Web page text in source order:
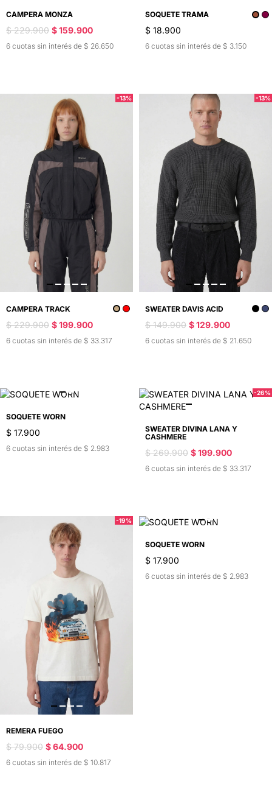
CAMPERA MONZA
$ 229.900 $ 159.900
6 cuotas sin interés de $ 26.650
SOQUETE TRAMA
$ 18.900
6 cuotas sin interés de $ 3.150
-13%
CAMPERA TRACK
$ 229.900 $ 199.900
6 cuotas sin interés de $ 33.317
-13%
SWEATER DAVIS ACID
$ 149.900 $ 129.900
6 cuotas sin interés de $ 21.650
SOQUETE WORN
$ 17.900
6 cuotas sin interés de $ 2.983
-26%
SWEATER DIVINA LANA Y
CASHMERE
$ 269.900 $ 199.900
6 cuotas sin interés de $ 33.317
-19%
REMERA FUEGO
$ 79.900 $ 64.900
6 cuotas sin interés de $ 10.817
SOQUETE WORN
$ 17.900
6 cuotas sin interés de $ 2.983